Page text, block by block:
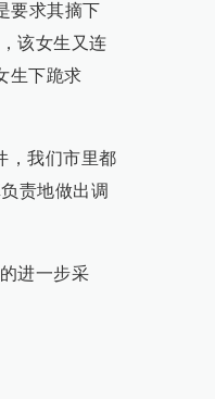
要求其摘下
该女生又连
生下跪求
，我们市里都
责地做出调
进一步采